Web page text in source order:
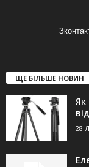
ЩЕ БІЛЬШЕ НОВИН
Як
28